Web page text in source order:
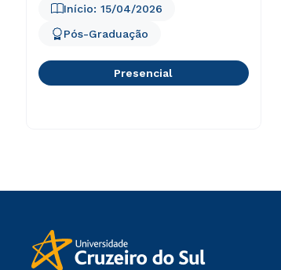
Início: 15/04/2026
Pós-Graduação
Presencial